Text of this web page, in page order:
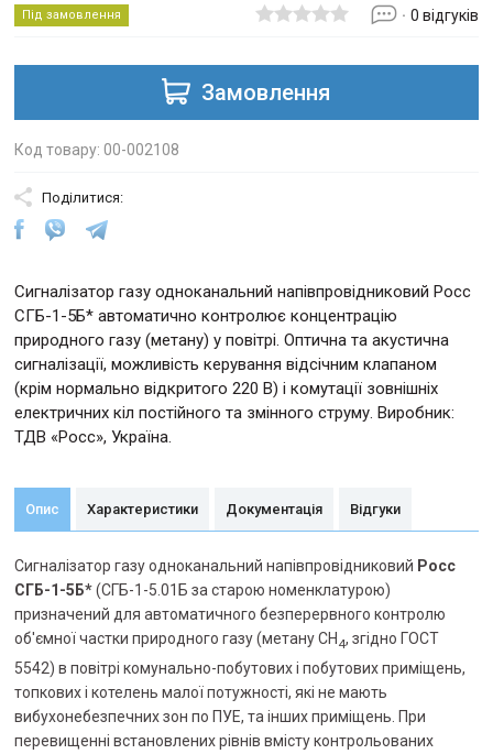
Під замовлення 0 відгуків
Замовлення
Код товару: 00-002108
Поділитися:
Сигналізатор газу одноканальний напівпровідниковий Росс
СГБ-1-5Б* автоматично контролює концентрацію
природного газу (метану) у повітрі. Оптична та акустична
сигналізації, можливість керування відсічним клапаном
(крім нормально відкритого 220 В) і комутації зовнішніх
електричних кіл постійного та змінного струму. Виробник:
ТДВ «Росс», Україна.
Опис Характеристики Документація Відгуки
Сигналізатор газу одноканальний напівпровідниковий Росс
СГБ-1-5Б*(СГБ-1-5.01Б за старою номенклатурою)
призначений для автоматичного безперервного контролю
об'ємної частки природного газу (метану СН 4, згідно ГОСТ
5542) в повітрі комунально-побутових і побутових приміщень,
топкових і котелень малої потужності, які не мають
вибухонебезпечних зон по ПУЕ, та інших приміщень. При
перевищенні встановлених рівнів вмісту контрольованих